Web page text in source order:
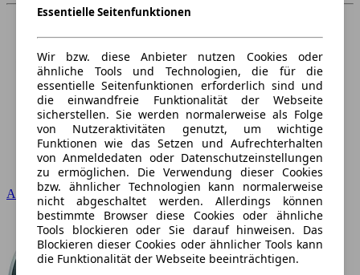
Audi
Essentielle Seitenfunktionen
Wir bzw. diese Anbieter nutzen Cookies oder
ähnliche Tools und Technologien, die für die
essentielle Seitenfunktionen erforderlich sind und
die einwandfreie Funktionalität der Webseite
sicherstellen. Sie werden normalerweise als Folge
von Nutzeraktivitäten genutzt, um wichtige
Funktionen wie das Setzen und Aufrechterhalten
von Anmeldedaten oder Datenschutzeinstellungen
zu ermöglichen. Die Verwendung dieser Cookies
bzw. ähnlicher Technologien kann normalerweise
nicht abgeschaltet werden. Allerdings können
bestimmte Browser diese Cookies oder ähnliche
Tools blockieren oder Sie darauf hinweisen. Das
Blockieren dieser Cookies oder ähnlicher Tools kann
die Funktionalität der Webseite beeinträchtigen.